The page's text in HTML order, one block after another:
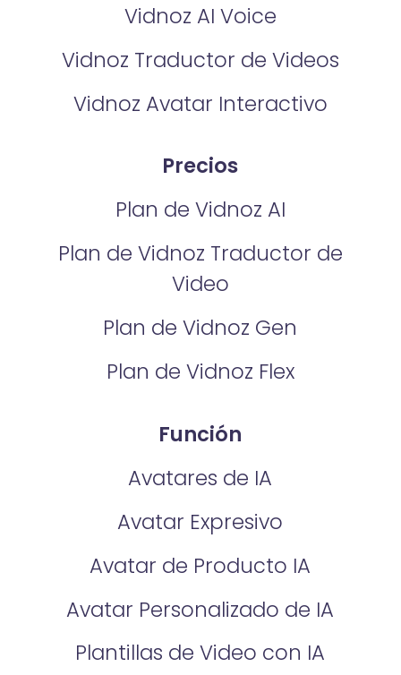
Vidnoz AI Voice
Vidnoz Traductor de Videos
Vidnoz Avatar Interactivo
Precios
Plan de Vidnoz AI
Plan de Vidnoz Traductor de
Video
Plan de Vidnoz Gen
Plan de Vidnoz Flex
Función
Avatares de IA
Avatar Expresivo
Avatar de Producto IA
Avatar Personalizado de IA
Plantillas de Video con IA